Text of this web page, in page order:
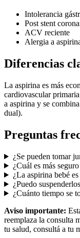
Intolerancia
Post stent
ACV reciente
Alergia a
Diferencias
La aspirina es más
cardiovascular
a aspirina y se
dual).
Preguntas
¿Se pueden tomar
¿Cuál es más
¿La aspirina bebé
¿Puedo
¿Cuánto tiempo se
Aviso importante:
reemplaza la consulta
tu salud, consultá a tu